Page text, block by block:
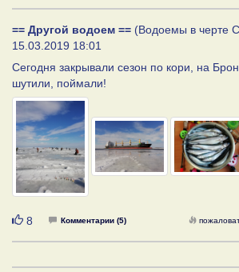
== Другой водоем == (Водоемы в черте
15.03.2019 18:01
Сегодня закрывали сезон по кори, на
шутили, поймали!
Нравится
8 Комментарии (5)